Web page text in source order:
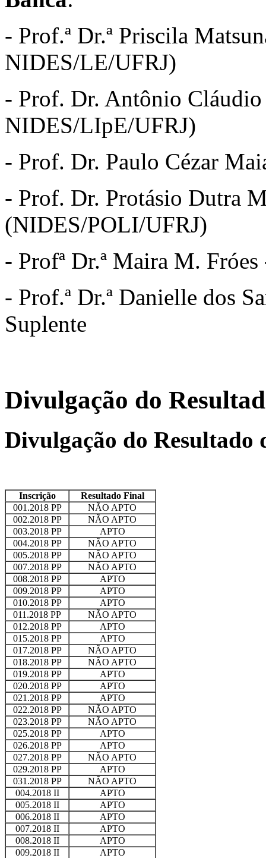
- Prof.ª Dr.ª Priscila
NIDES/LE/UFRJ)
- Prof. Dr. Antônio Cláudio
NIDES/LIpE/UFRJ)
- Prof. Dr. Paulo Cézar
- Prof. Dr. Protásio Dutra
(NIDES/POLI/UFRJ)
- Profª Dr.ª Maira M.
- Prof.ª Dr.ª Danielle dos
Suplente
Divulgação do
Divulgação do Resultado
Inscrição
Resultado Final
001.2018 PP
NÃO APTO
002.2018 PP
NÃO APTO
003.2018 PP
APTO
004.2018 PP
NÃO APTO
005.2018 PP
NÃO APTO
007.2018 PP
NÃO APTO
008.2018 PP
APTO
009.2018 PP
APTO
010.2018 PP
APTO
011.2018 PP
NÃO APTO
012.2018 PP
APTO
015.2018 PP
APTO
017.2018 PP
NÃO APTO
018.2018 PP
NÃO APTO
019.2018 PP
APTO
020.2018 PP
APTO
021.2018 PP
APTO
022.2018 PP
NÃO APTO
023.2018 PP
NÃO APTO
025.2018 PP
APTO
026.2018 PP
APTO
027.2018 PP
NÃO APTO
029.2018 PP
APTO
031.2018 PP
NÃO APTO
004.2018 II
APTO
005.2018 II
APTO
006.2018 II
APTO
007.2018 II
APTO
008.2018 II
APTO
009.2018 II
APTO